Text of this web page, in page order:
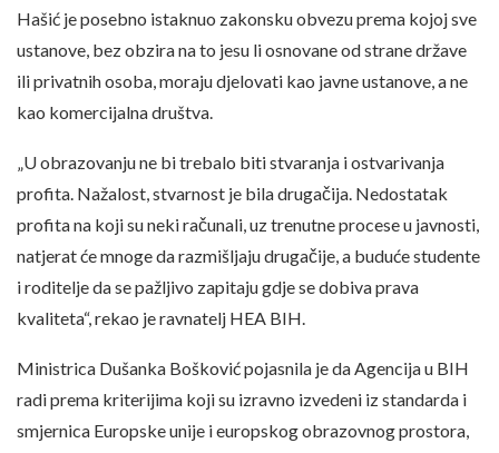
Hašić je posebno istaknuo zakonsku obvezu prema kojoj sve
ustanove, bez obzira na to jesu li osnovane od strane države
ili privatnih osoba, moraju djelovati kao javne ustanove, a ne
kao komercijalna društva.
„U obrazovanju ne bi trebalo biti stvaranja i ostvarivanja
profita. Nažalost, stvarnost je bila drugačija. Nedostatak
profita na koji su neki računali, uz trenutne procese u javnosti,
natjerat će mnoge da razmišljaju drugačije, a buduće studente
i roditelje da se pažljivo zapitaju gdje se dobiva prava
kvaliteta“, rekao je ravnatelj HEA BIH.
Ministrica Dušanka Bošković pojasnila je da Agencija u BIH
radi prema kriterijima koji su izravno izvedeni iz standarda i
smjernica Europske unije i europskog obrazovnog prostora,